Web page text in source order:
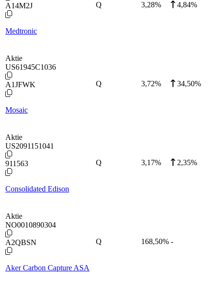
A14M2J
Medtronic
Q 3,28% 4,84%
Aktie
US61945C1036
A1JFWK
Mosaic
Q 3,72% 34,50%
Aktie
US2091151041
911563
Consolidated Edison
Q 3,17% 2,35%
Aktie
NO0010890304
A2QBSN
Aker Carbon Capture ASA
Q 168,50% -